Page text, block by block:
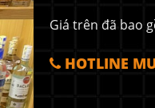
Giá trên đã bao
HOTLINE